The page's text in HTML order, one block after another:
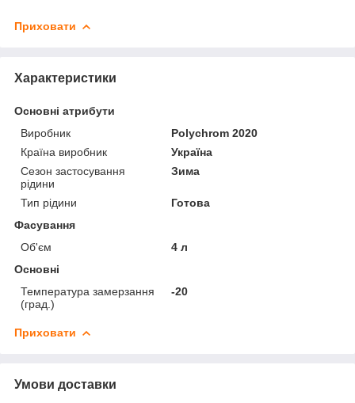
Приховати
Характеристики
Основні атрибути
Виробник
Polychrom 2020
Країна виробник
Україна
Сезон застосування
рідини
Зима
Тип рідини
Готова
Фасування
Об'єм
4 л
Основні
Температура замерзання
(град.)
-20
Приховати
Умови доставки